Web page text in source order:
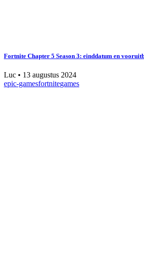
Fortnite Chapter 5 Season 3: einddatum en
Luc • 13 augustus 2024
epic-gamesfortnitegames